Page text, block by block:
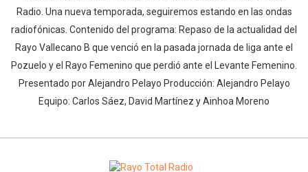
Radio. Una nueva temporada, seguiremos estando en las ondas
radiofónicas. Contenido del programa: Repaso de la actualidad del
Rayo Vallecano B que venció en la pasada jornada de liga ante el
Pozuelo y el Rayo Femenino que perdió ante el Levante Femenino.
Presentado por Alejandro Pelayo Producción: Alejandro Pelayo
Equipo: Carlos Sáez, David Martínez y Ainhoa Moreno